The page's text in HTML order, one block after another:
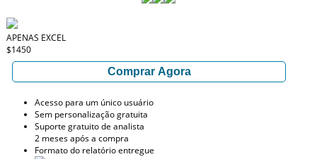
APENAS EXCEL
$1450
Comprar Agora
Acesso para um único usuário
Sem personalização gratuita
Suporte gratuito de analista
2 meses após a compra
Formato do relatório entregue